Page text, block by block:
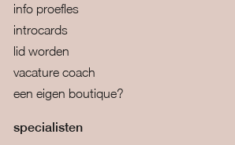
info proefles
introcards
lid worden
vacature coach
een eigen boutique?
specialisten